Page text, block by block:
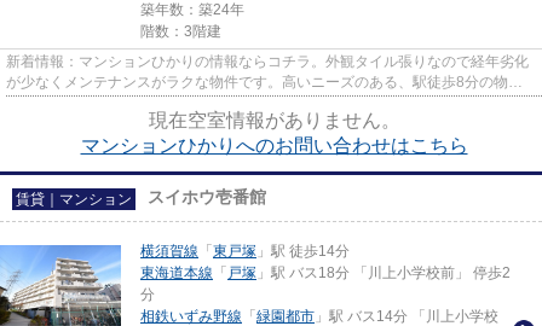
築年数：築24年
階数：3階建
新着情報：マンションひかりの情報ならコチラ。外観タイル張りなので経年劣化
が少なくメンテナンスがラクな物件です。高いニーズのある、駅徒歩8分の物件
現在空室情報がありません。
マンションひかりへのお問い合わせはこちら
賃貸｜マンション スイホウ壱番館
横須賀線 「 東戸塚 」駅 徒歩14分
東海道本線 「 戸塚 」駅 バス18分 「川上小学校前」 停歩2
分
相鉄いずみ野線 「 緑園都市 」駅 バス14分 「川上小学校